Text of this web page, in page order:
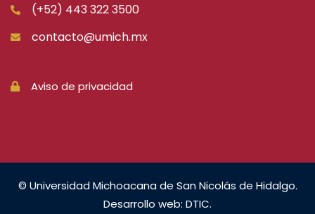
(+52) 443 322 3500
contacto@umich.mx
Aviso de privacidad
© Universidad Michoacana de San Nicolás de Hidalgo.
Desarrollo web: DTIC.